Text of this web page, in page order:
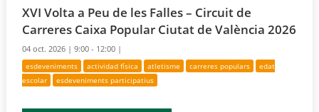
XVI Volta a Peu de les Falles – Circuit de
Carreres Caixa Popular Ciutat de València 2026
04 oct. 2026 |9:00 - 12:00 |
esdeveniments actividad física atletisme carreres populars
edat
escolar
esdeveniments participatius